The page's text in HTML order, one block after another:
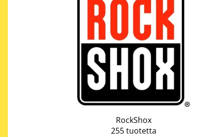
RockShox
255 tuotetta